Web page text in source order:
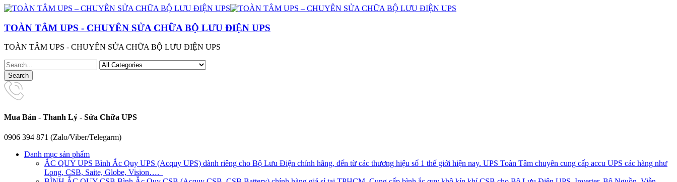
TOÀN TÂM UPS - CHUYÊN SỬA CHỮA BỘ LƯU ĐIỆN UPS
TOÀN TÂM UPS - CHUYÊN SỬA CHỮA BỘ LƯU ĐIỆN UPS
Mua Bán - Thanh Lý - Sửa Chữa UPS
0906 394 871 (Zalo/Viber/Telegarm)
Danh mục sản phẩm
ẮC QUY UPS Bình Ắc Quy UPS (Acquy UPS) dành riêng cho Bộ Lưu Điện chính hãng, đến từ các thương hiệu số 1 thế giới hiện nay. UPS Toàn Tâm chuyên cung cấp accu UPS các hãng như
Long, CSB, Saite, Globe, Vision….